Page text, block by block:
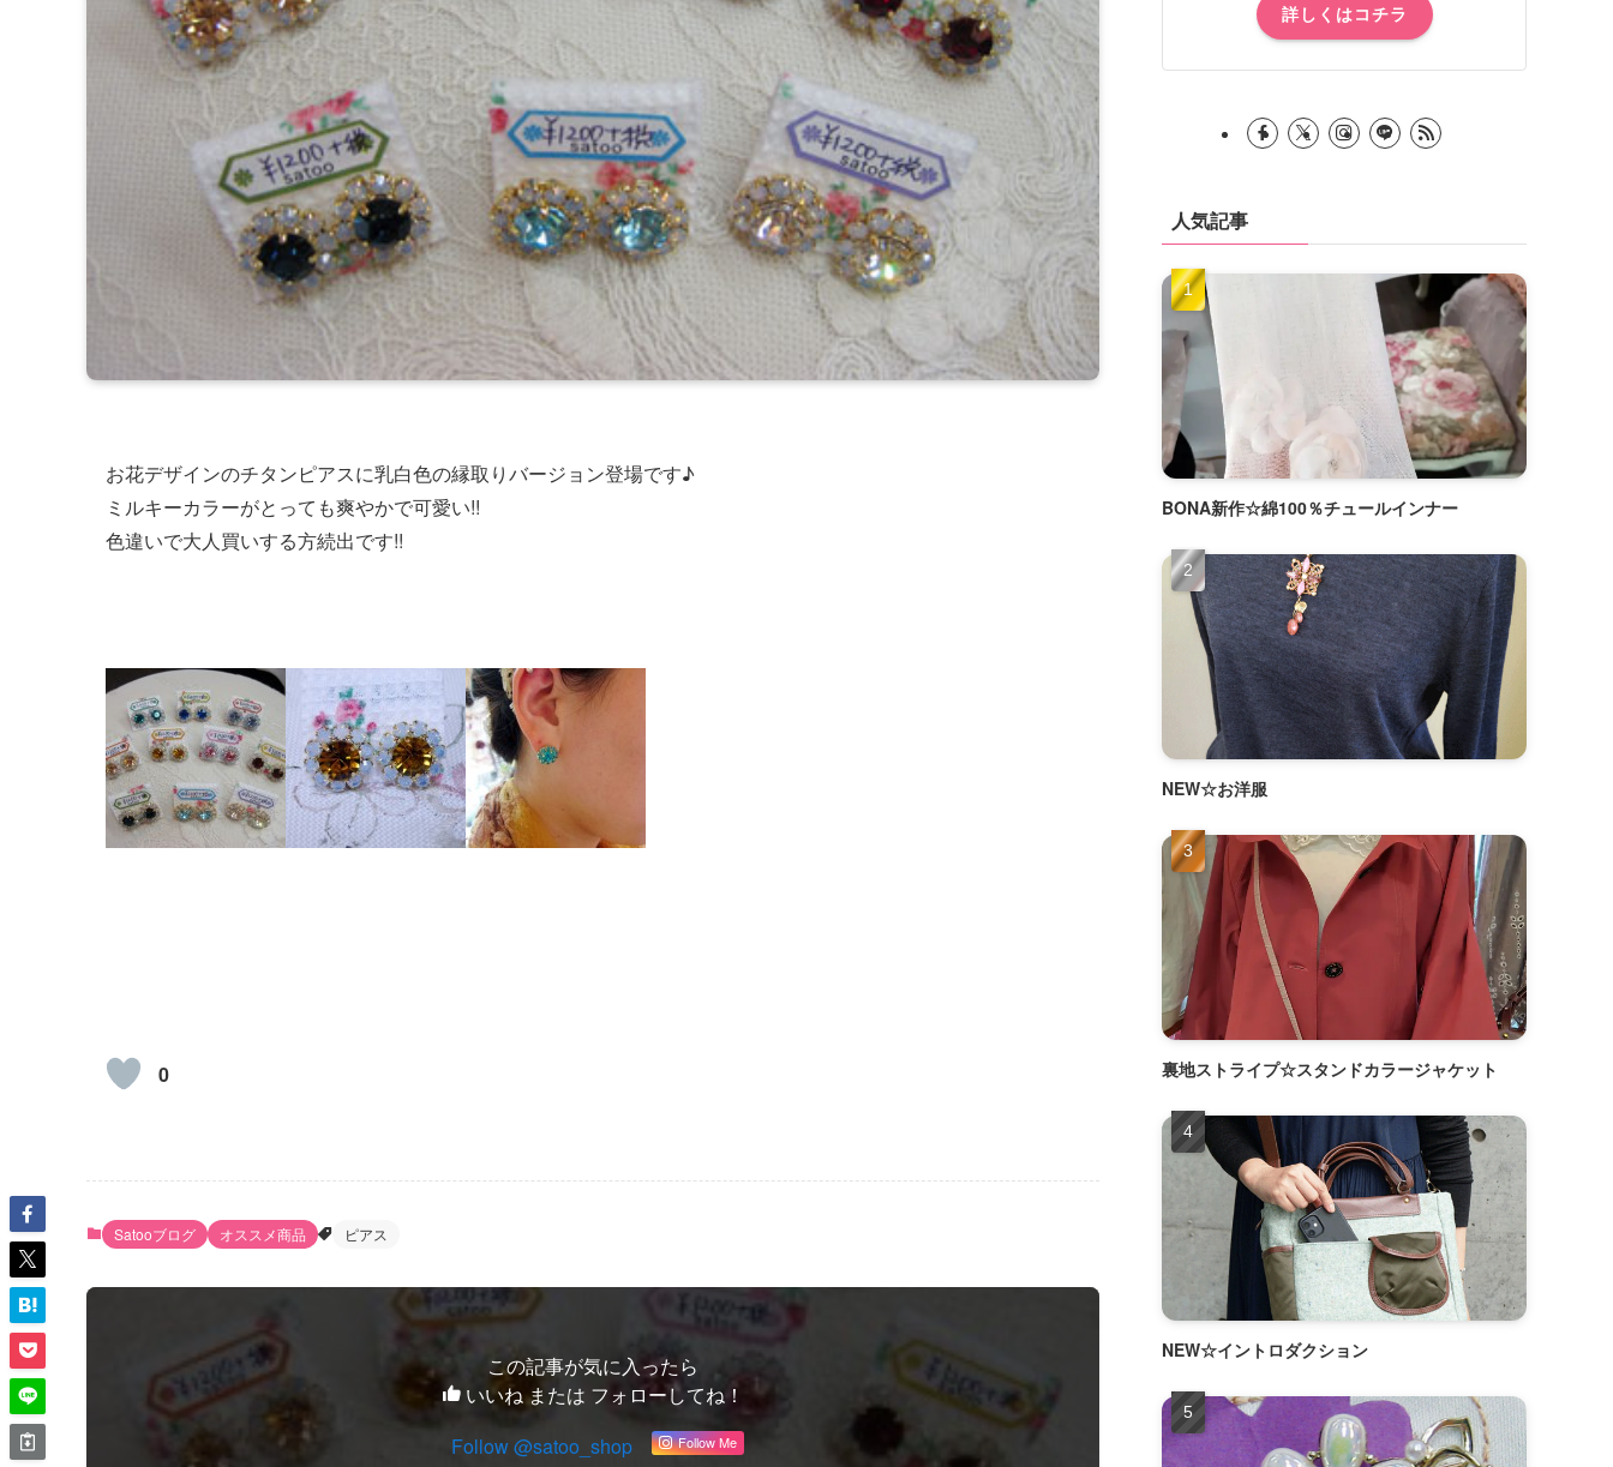
お花デザインのチタンピアスに乳白色の縁取りバージョン登場です♪
ミルキーカラーがとっても爽やかで可愛い!!
色違いで大人買いする方続出です!!
0
Satooブログ オススメ商品 ピアス
この記事が気に入ったら
いいね または フォローしてね！
Follow @satoo_shop
Follow Me
詳しくはコチラ
人気記事
BONA新作☆綿100％チュールインナー
NEW☆お洋服
裏地ストライプ☆スタンドカラージャケット
NEW☆イントロダクション